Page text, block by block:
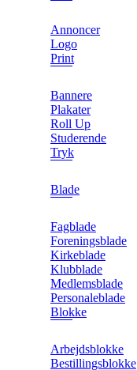
Annoncer
Logo
Print
Bannere
Plakater
Roll Up
Studerende
Tryk
Blade
Fagblade
Foreningsblade
Kirkeblade
Klubblade
Medlemsblade
Personaleblade
Blokke
Arbejdsblokke
Bestillingsblokke